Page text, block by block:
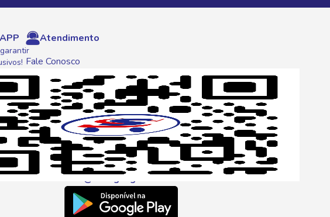
Atendimento
Fale Conosco
WhatsApp
Telefone
0800 016 6680
E-mail
atendimento@savegnago.com.br